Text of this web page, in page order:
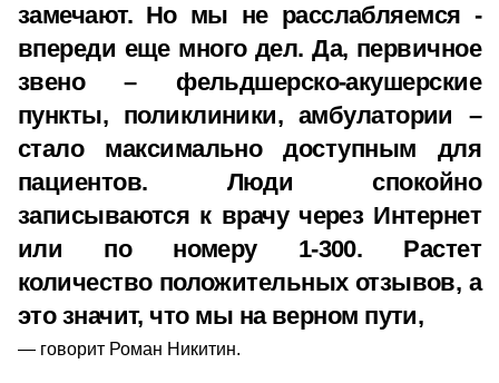
замечают. Но мы не расслабляемся -
впереди еще много дел. Да, первичное
звено – фельдшерско-акушерские
пункты, поликлиники, амбулатории –
стало максимально доступным для
пациентов. Люди спокойно
записываются к врачу через Интернет
или по номеру 1-300. Растет
количество положительных отзывов, а
это значит, что мы на верном пути,
говорит Роман Никитин.